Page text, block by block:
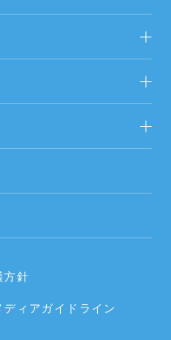
営開
基本方針
方針
ディアガイドライン